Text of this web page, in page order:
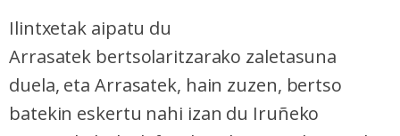
Ilintxetak aipatu du
Arrasatek bertsolaritzarako zaletasuna
duela, eta Arrasatek, hain zuzen, bertso
batekin eskertu nahi izan du Iruñeko